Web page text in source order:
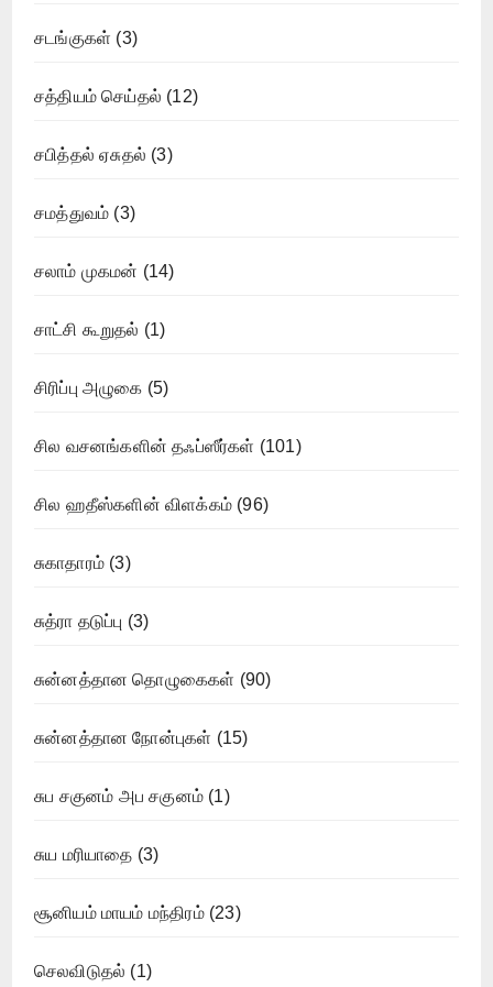
சடங்குகள் (3)
சத்தியம் செய்தல் (12)
சபித்தல் ஏசுதல் (3)
சமத்துவம் (3)
சலாம் முகமன் (14)
சாட்சி கூறுதல் (1)
சிரிப்பு அழுகை (5)
சில வசனங்களின் தஃப்ஸீர்கள் (101)
சில ஹதீஸ்களின் விளக்கம் (96)
சுகாதாரம் (3)
சுத்ரா தடுப்பு (3)
சுன்னத்தான தொழுகைகள் (90)
சுன்னத்தான நோன்புகள் (15)
சுப சகுனம் அப சகுனம் (1)
சுய மரியாதை (3)
சூனியம் மாயம் மந்திரம்(23)
செலவிடுதல் (1)